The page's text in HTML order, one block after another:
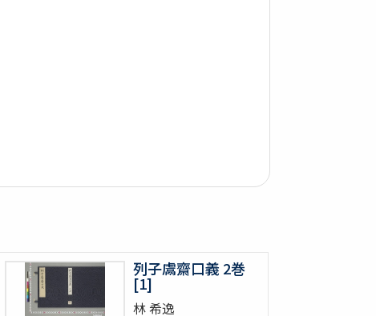
列子鬳齋口義 2巻
[1]
林 希逸